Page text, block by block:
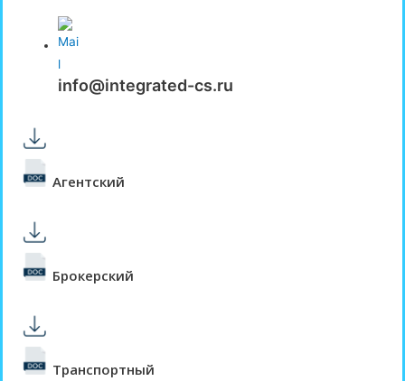
info@integrated-cs.ru
Агентский
Брокерский
Транспортный